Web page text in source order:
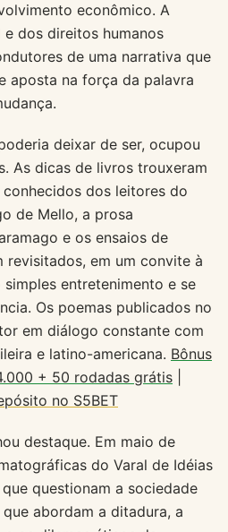
econômico. A
dos direitos humanos
de uma narrativa que
aposta na força da palavra
deixar de ser, ocupou
As dicas de livros trouxeram
dos leitores do
de Mello, a prosa
e os ensaios de
revisitados, em um convite à
entretenimento e se
Os poemas publicados no
em diálogo constante com
e latino-americana. Bônus
+ 50 rodadas grátis
no S5BET
destaque. Em maio de
do Varal de Idéias
questionam a sociedade
abordam a ditadura, a